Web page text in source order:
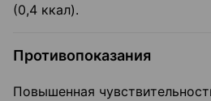
(0,4 ккал).
Противопоказания
Повышенная